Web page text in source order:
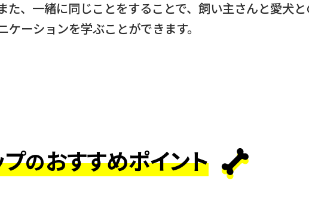
た、一緒に同じことをすることで、飼い主さんと愛犬
ーションを学ぶことができます。
のおすすめポイント